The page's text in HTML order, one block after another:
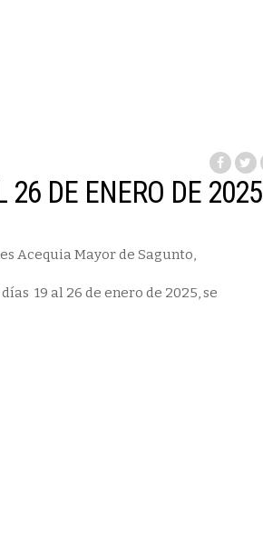
26 DE ENERO DE 2025
Acequia Mayor de Sagunto,
19 al 26 de enero de 2025, se